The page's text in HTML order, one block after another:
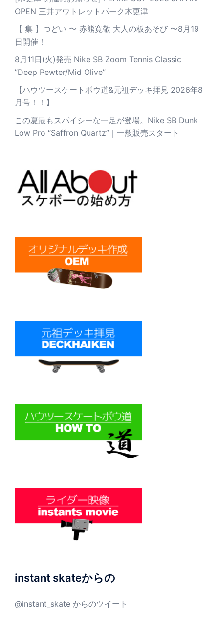
OPEN 三井アウトレットパーク木更津
【 集 】つどい 〜 赤熊寛敬 大人の板あそび 〜8月19
日開催！
8月11日(火)発売 Nike SB Zoom Tennis Classic
”Deep Pewter/Mid Olive”
【ハウツースケートボウ道&元祖デッキ拝見 2026年8
月号！！】
この夏最もスパイシーな一足が登場。Nike SB Dunk
Low Pro “Saffron Quartz”｜一般販売スタート
instant skateからの
@instant_skate からのツイート